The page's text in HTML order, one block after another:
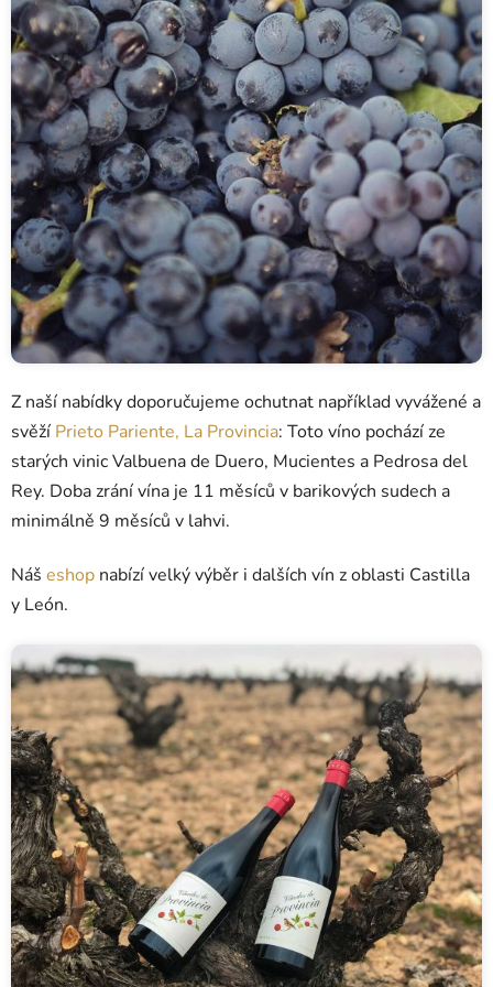
Z naší nabídky doporučujeme ochutnat například vyvážené a
svěží Prieto Pariente, La Provincia: Toto víno pochází ze
starých vinic Valbuena de Duero, Mucientes a Pedrosa del
Rey. Doba zrání vína je 11 měsíců v barikových sudech a
minimálně 9 měsíců v lahvi.
Náš eshop nabízí velký výběr i dalších vín z oblasti Castilla
y León.